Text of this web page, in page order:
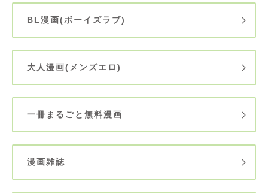
BL漫画(ボーイズラブ)
大人漫画(メンズエロ)
一冊まるごと無料漫画
漫画雑誌